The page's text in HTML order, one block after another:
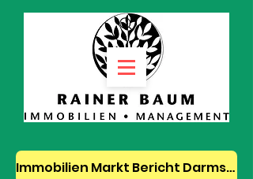
Immobilien Markt Bericht Darmstadt 2023